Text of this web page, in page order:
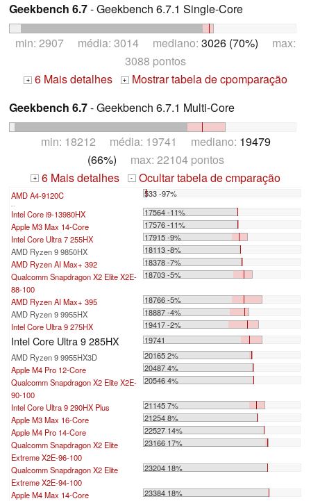
Geekbench 6.7- Geekbench 6.7.1 Single-Core
min: 2907 média: 3014 mediano: 3026 (70%) max:
3088 pontos
+ 6 Mais detalhes + Mostrar tabela de cpomparação
Geekbench 6.7- Geekbench 6.7.1 Multi-Core
min: 18212 média: 19741 mediano: 19479
(66%) max: 22104 pontos
+ 6 Mais detalhes - Ocultar tabela de cmparação
AMD A4-9120C 533 -97%
Intel Core i9-13980HX
17564 -11%
Apple M3 Max 14-Core
17576 -11%
Intel Core Ultra 7 255HX
17915 -9%
AMD Ryzen 9 9850HX
18113 -8%
AMD Ryzen AI Max+ 392
18378 -7%
Qualcomm Snapdragon X2 Elite X2E-
88-100
18703 -5%
AMD Ryzen AI Max+ 395
18766 -5%
AMD Ryzen 9 9955HX
18887 -4%
Intel Core Ultra 9 275HX
19417 -2%
Intel Core Ultra 9 285HX
19741
AMD Ryzen 9 9955HX3D
20165 2%
Apple M4 Pro 12-Core
20487 4%
Qualcomm Snapdragon X2 Elite X2E-
90-100
20546 4%
Intel Core Ultra 9 290HX Plus
21145 7%
Apple M3 Max 16-Core
21254 8%
Apple M4 Pro 14-Core
22527 14%
Qualcomm Snapdragon X2 Elite
Extreme X2E-96-100
23166 17%
Qualcomm Snapdragon X2 Elite
Extreme X2E-94-100
23204 18%
Apple M4 Max 14-Core 23384 18%